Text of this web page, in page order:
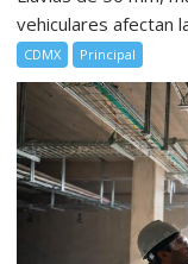
vehiculares afectan
CDMX Principal